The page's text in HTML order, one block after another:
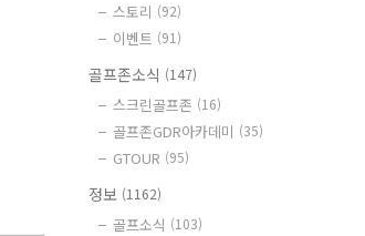
스토리 (92)
이벤트 (91)
골프존소식 (147)
스크린골프존 (16)
골프존GDR아카데미 (35)
GTOUR (95)
정보 (1162)
골프소식 (103)